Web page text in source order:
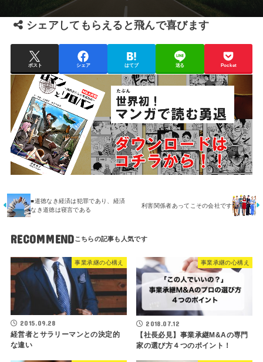
シェアしてもらえると飛んで喜びます
ポスト シェア はてブ 送る Pocket
■道徳なき経済は犯罪であり、経済
なき道徳は寝言である
利害関係者あってこその会社です
RECOMMEND
事業承継の心構え
2015.09.28
経営者とサラリーマンとの決定的
な違い
事業承継の心構え
2018.07.12
【社長必見】事業承継M&Aの専門
家の選び方４つのポイント！